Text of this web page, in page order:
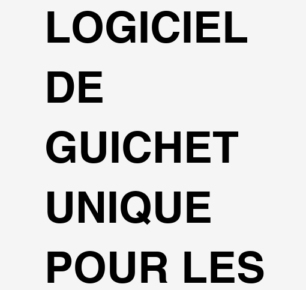
LOGICIEL
DE
GUICHET
UNIQUE
POUR LES